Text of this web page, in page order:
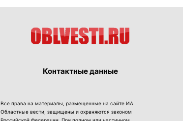
Контактные данные
Все права на материалы, размещенные на сайте ИА
Областные вести, защищены и охраняются законом